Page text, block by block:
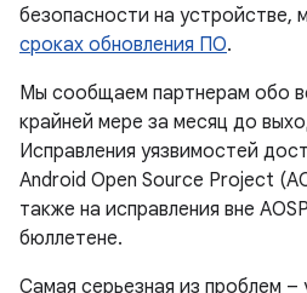
безопасности на устройстве,
сроках обновления ПО.
Мы сообщаем партнерам обо
крайней мере за месяц до
Исправления уязвимостей
Android Open Source Project
также на исправления вне
бюллетене.
Самая серьезная из проблем –